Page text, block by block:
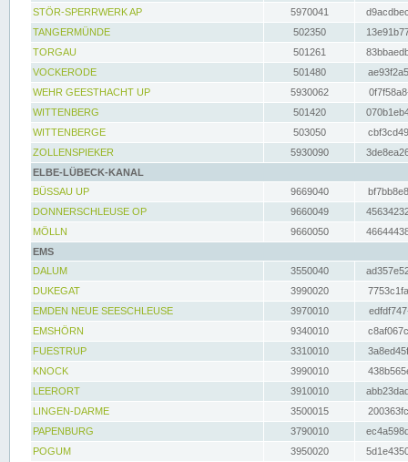
STÖR-SPERRWERK AP 5970041
TANGERMÜNDE
502350
TORGAU
501261
VOCKERODE
501480
WEHR GEESTHACHT UP
5930062
WITTENBERG
501420
WITTENBERGE
503050
ZOLLENSPIEKER
5930090
ELBE-LÜBECK-KANAL
BÜSSAU UP
9669040
DONNERSCHLEUSE OP
9660049
MÖLLN
9660050
EMS
DALUM
3550040
DUKEGAT
3990020
EMDEN NEUE SEESCHLEUSE
3970010
EMSHÖRN
9340010
FUESTRUP
3310010
KNOCK
3990010
LEERORT
3910010
LINGEN-DARME
3500015
PAPENBURG
3790010
POGUM
3950020